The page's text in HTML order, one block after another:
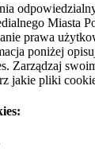
Miasta
prawa
poniżej
Zarządzaj
jakie pliki